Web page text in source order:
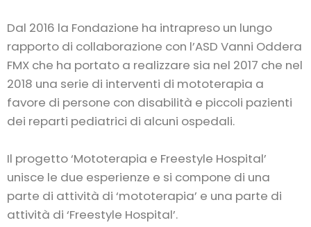
Dal 2016 la Fondazione ha intrapreso un lungo
rapporto di collaborazione con l’ASD Vanni Oddera
FMX che ha portato a realizzare sia nel 2017 che nel
2018 una serie di interventi di mototerapia a
favore di persone con disabilità e piccoli pazienti
dei reparti pediatrici di alcuni ospedali.
Il progetto ‘Mototerapia e Freestyle Hospital’
unisce le due esperienze e si compone di una
parte di attività di ‘mototerapia’ e una parte di
attività di ‘Freestyle Hospital’.